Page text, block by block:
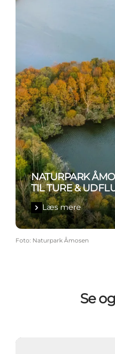
NATURPARK
TIL TURE &
Læs mere
Foto: Naturpark Åmosen
Se
Læs mere